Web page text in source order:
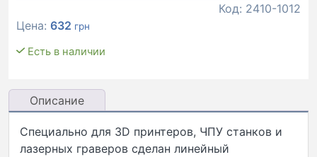
Код: 2410-1012
Цена:632 грн
Есть в наличии
Описание
Специально для 3D принтеров, ЧПУ станков и
лазерных граверов сделан линейный